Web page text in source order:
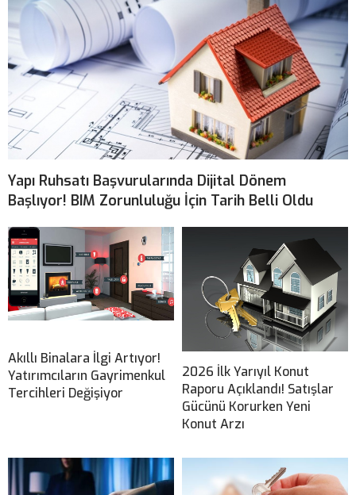
Yapı Ruhsatı Başvurularında Dijital Dönem
Başlıyor! BIM Zorunluluğu İçin Tarih Belli Oldu
Akıllı Binalara İlgi Artıyor!
Yatırımcıların Gayrimenkul
Tercihleri Değişiyor
2026 İlk Yarıyıl Konut
Raporu Açıklandı! Satışlar
Gücünü Korurken Yeni
Konut Arzı